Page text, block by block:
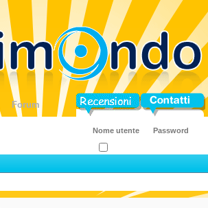
Forum Blog Contatti